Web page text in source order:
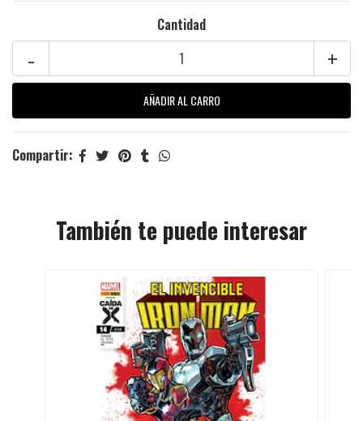
Cantidad
+
-
Compartir:
También te puede interesar